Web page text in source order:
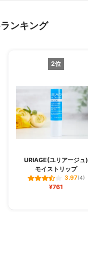
ンキング
2位
URIAGE(ユリアージュ)
モイストリップ
3.97(4)
¥761